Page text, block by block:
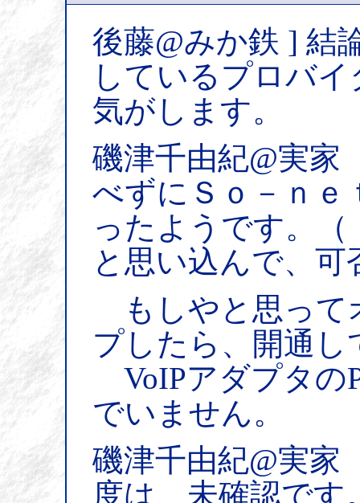
後藤@みか鉄 ] 結
しているプロバ
気がします。
磯津千由紀@実
べずにＳｏ－ｎｅ
ったようです。
と思い込んで、
もしやと思って
プしたら、開通
VoIPアダプタの
でいません。
磯津千由紀@実
度は、未確認で